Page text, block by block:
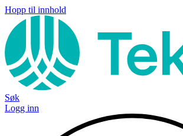
Hopp til innhold
Søk
Logg inn